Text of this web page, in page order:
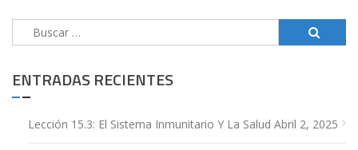
Buscar:
ENTRADAS RECIENTES
Lección 15.3: El Sistema Inmunitario Y La Salud Abril 2, 2025